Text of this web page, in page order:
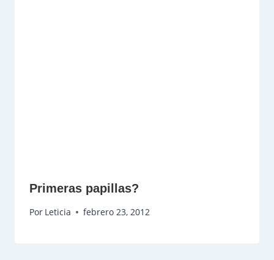
Primeras papillas?
Por Leticia febrero 23, 2012